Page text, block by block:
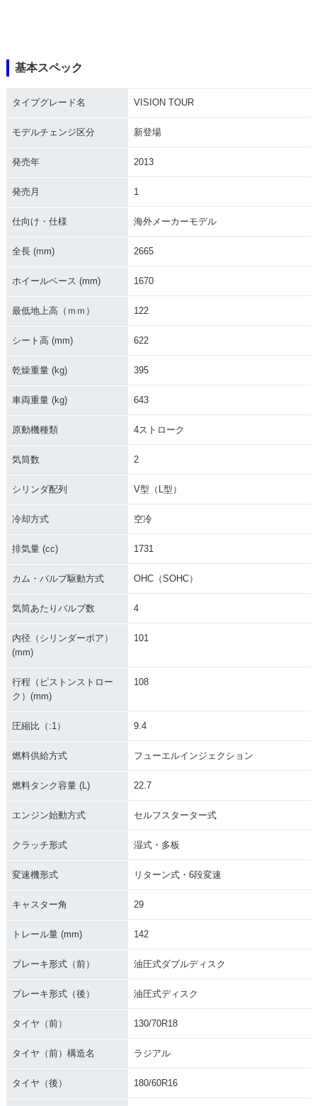
基本スペック
タイプグレード名 VISION TOUR
モデルチェンジ区分 新登場
発売年 2013
発売月 1
仕向け・仕様 海外メーカーモデル
全長 (mm) 2665
ホイールベース (mm) 1670
最低地上高（ｍｍ） 122
シート高 (mm) 622
乾燥重量 (kg) 395
車両重量 (kg) 643
原動機種類 4ストローク
気筒数 2
シリンダ配列 V型（L型）
冷却方式 空冷
排気量 (cc) 1731
カム・バルブ駆動方式 OHC（SOHC）
気筒あたりバルブ数 4
内径（シリンダーボア）
(mm)
101
行程（ピストンストロー
ク）(mm)
108
圧縮比（:1） 9.4
燃料供給方式 フューエルインジェクション
燃料タンク容量 (L) 22.7
エンジン始動方式 セルフスターター式
クラッチ形式 湿式・多板
変速機形式 リターン式・6段変速
キャスター角 29
トレール量 (mm) 142
ブレーキ形式（前） 油圧式ダブルディスク
ブレーキ形式（後） 油圧式ディスク
タイヤ（前） 130/70R18
タイヤ（前）構造名 ラジアル
タイヤ（後） 180/60R16